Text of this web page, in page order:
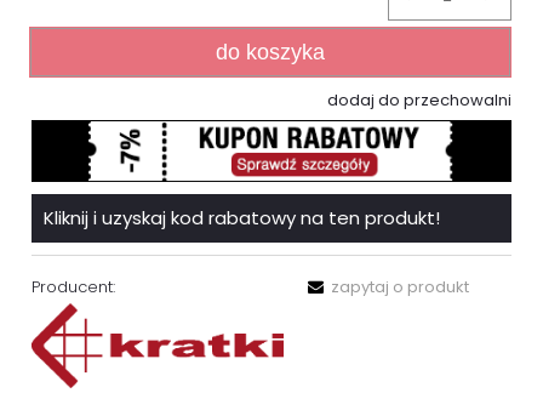
do koszyka
dodaj do przechowalni
Kliknij i uzyskaj kod rabatowy na ten produkt!
Producent: zapytaj o produkt